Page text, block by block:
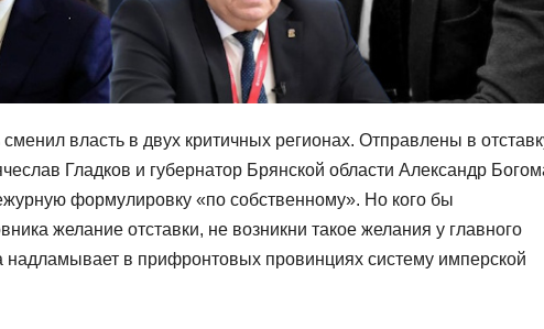
власть в двух критичных регионах. Отправлены в
Гладков и губернатор Брянской области Александр
формулировку «по собственному». Но кого бы
желание отставки, не возникни такое желания у главного
в прифронтовых провинциях систему имперской